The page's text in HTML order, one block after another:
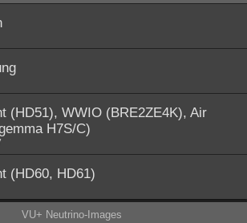
(HD51), WWIO (BRE2ZE4K), Air
H7S/C)
(HD60, HD61)
VU+ Neutrino-Images